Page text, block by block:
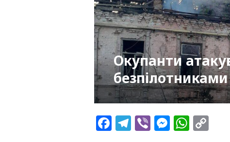
Окупанти
безпілотниками
Facebook
Telegram
Viber